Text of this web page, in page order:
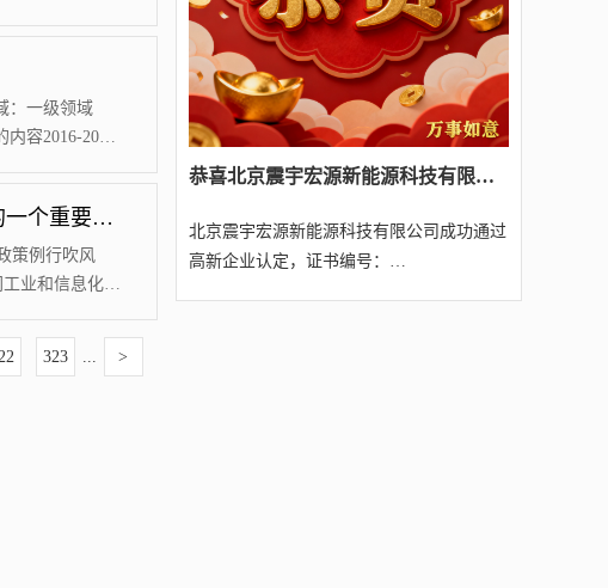
使用“技术诀
专利）的差
：一级领域
内容2016-2018
但未经登记备
合同未经过
高新技术企业是国家引导企业科技创新的一个重要手段
策例行吹风
业和信息化部
者：请问在提
323 ... >
​恭喜北京震宇宏源新能源科技有限公司经我司代理成功通过2025年第四批北京高新技术企业认定（附名单）
北京震宇宏源新能源科技有限公司成功通过
高新企业认定，证书编号：